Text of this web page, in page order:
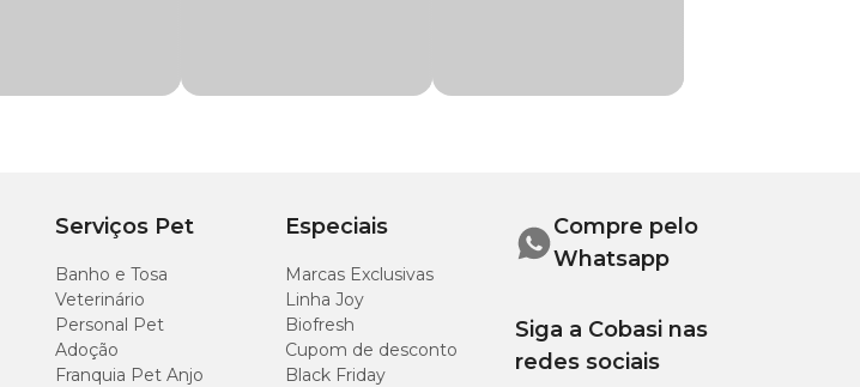
Dose
Serviços Pet
Banho e Tosa
Veterinário
Personal Pet
Adoção
Franquia Pet Anjo
Especiais
Marcas Exclusivas
Linha Joy
Biofresh
Cupom de desconto
Black Friday
Compre pelo
Whatsapp
Siga a Cobasi nas
redes sociais